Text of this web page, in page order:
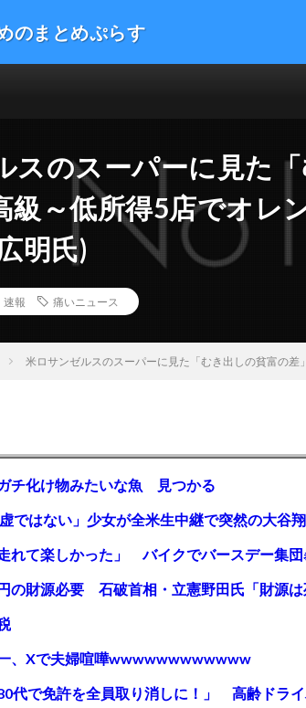
のまとめぷらす
趣味 漫画アニメ ゲーム サイエンス マネー 海外の反応
スのスーパーに見た
～低所得5店でオレ
明氏)
速報 痛いニュース
米ロサンゼルスのスーパーに見た「むき出しの貧富の
チ化け物みたいな魚 見つかる
一、Xで夫婦喧嘩wwwwwwwwwwww